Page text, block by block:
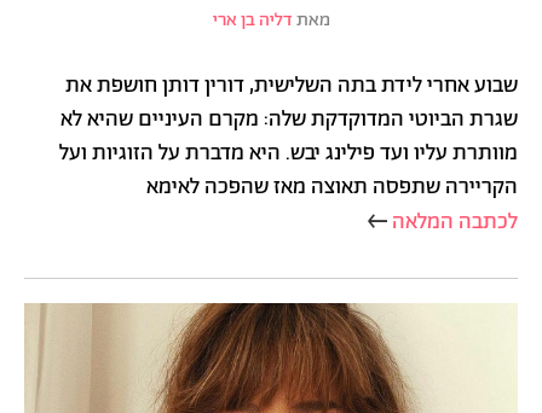
מאתדליה בן ארי
שבוע אחרי לידת בתה השלישית, דורין דותן חושפת את
שגרת הביוטי המדוקדקת שלה: מקרם העיניים שהיא לא
מוותרת עליו ועד פילינג יבש. היא מדברת על הזוגיות ועל
הקריירה שתפסה תאוצה מאז שהפכה לאימא
לכתבה המלאה